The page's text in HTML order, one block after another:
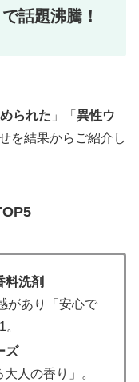
話題沸騰！
られた 」「 異性ウ
を結果からご紹介し
料洗剤
があり「安心で
ズ
人の香り」。